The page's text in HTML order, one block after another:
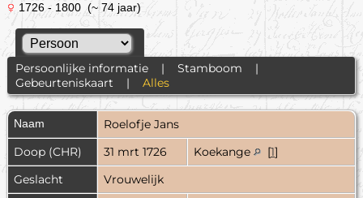
1726 - 1800 (~ 74 jaar)
Persoonlijke informatie| Stamboom |
Gebeurteniskaart | Alles
Naam Roelofje Jans
Doop (CHR)
31 mrt 1726 Koekange [1]
Geslacht
Vrouwelijk